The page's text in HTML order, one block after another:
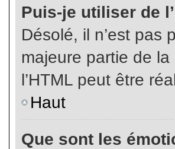
Puis-je utiliser de
Désolé, il n’est pas
majeure partie de
l’HTML peut être
Haut
Que sont les